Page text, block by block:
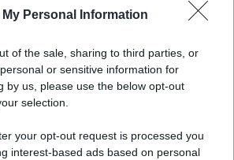
Personal Information
of the sale, sharing to third parties, or
or sensitive information for
by us, please use the below opt-out
selection.
your opt-out request is processed you
interest-based ads based on personal